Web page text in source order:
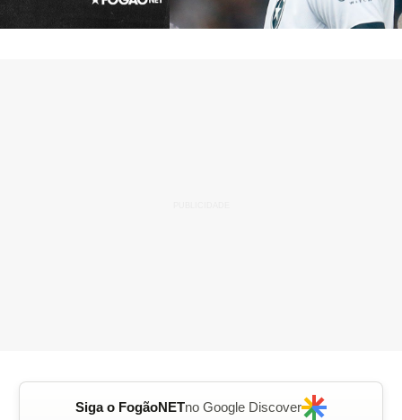
Siga o FogãoNETno Google Discover